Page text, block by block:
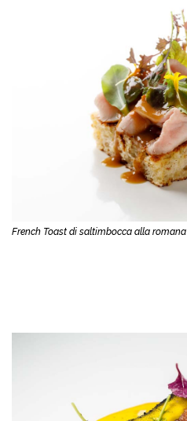
French Toast di saltimbocca alla romana